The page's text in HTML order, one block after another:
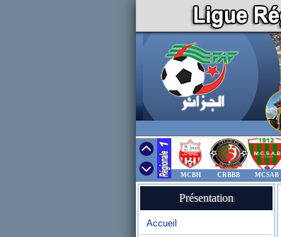
MCBH CRBBB MCSAB
Présentation
Accueil